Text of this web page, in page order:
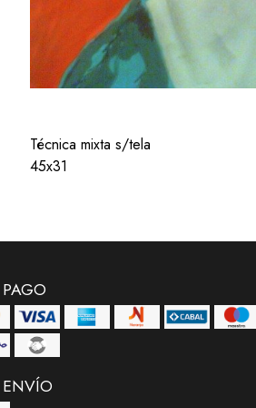
Técnica mixta s/tela
45x31